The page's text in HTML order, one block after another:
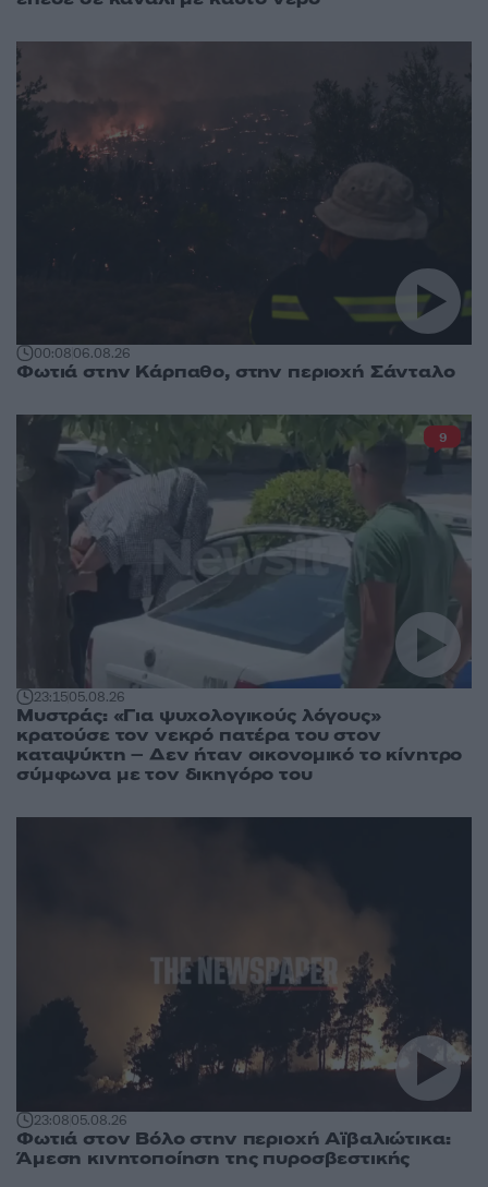
00:0806.08.26
Φωτιά στην Κάρπαθο, στην περιοχή Σάνταλο
23:1505.08.26
Μυστράς: «Για ψυχολογικούς λόγους»
κρατούσε τον νεκρό πατέρα του στον
καταψύκτη – Δεν ήταν οικονομικό το κίνητρο
σύμφωνα με τον δικηγόρο του
9
23:0805.08.26
Φωτιά στον Βόλο στην περιοχή Αϊβαλιώτικα:
Άμεση κινητοποίηση της πυροσβεστικής